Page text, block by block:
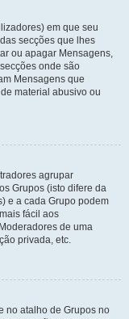
em que seu
secções que lhes
ou apagar Mensagens,
onde são
Mensagens que
material abusivo ou
agrupar
Grupos (isto difere da
e a cada Grupo podem
fácil aos
de uma
privada, etc.
no atalho de Grupos no